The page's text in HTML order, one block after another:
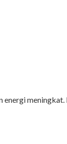
meningkat.